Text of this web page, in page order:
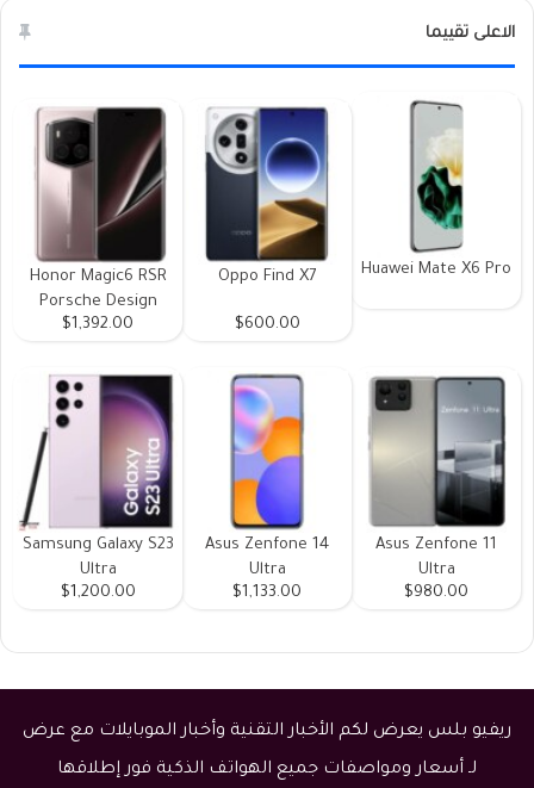
الاعلى تقييما
Huawei Mate X6 Pro
Oppo Find X7
$600.00
Honor Magic6 RSR
Porsche Design
$1,392.00
Asus Zenfone 11
Ultra
$980.00
Asus Zenfone 14
Ultra
$1,133.00
Samsung Galaxy S23
Ultra
$1,200.00
ريفيو بلس يعرض لكم الأخبار التقنية وأخبار الموبايلات مع عرض
لـ أسعار ومواصفات جميع الهواتف الذكية فور إطلاقها